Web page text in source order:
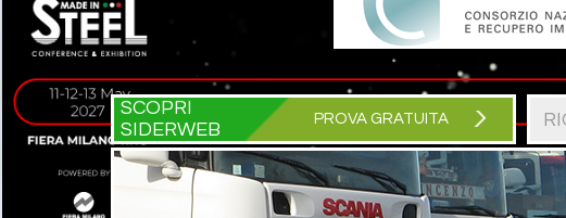
SCOPRI
SIDERWEB
PROVA GRATUITA